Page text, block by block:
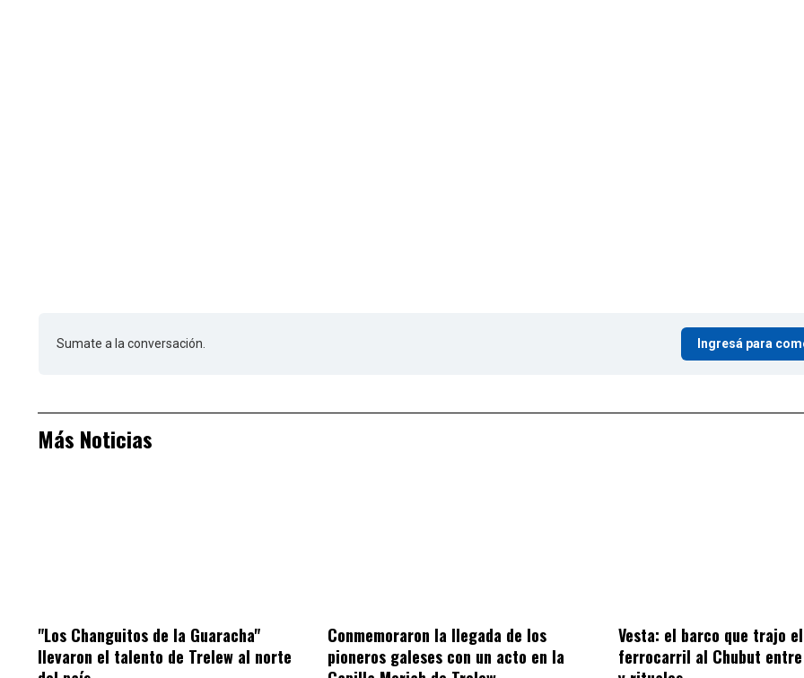
Sumate a la conversación. Ingresá para
Más Noticias
"Los Changuitos de la Guaracha"
llevaron el talento de Trelew al norte
Conmemoraron la llegada de los
pioneros galeses con un acto en la
Vesta: el barco que trajo el
ferrocarril al Chubut